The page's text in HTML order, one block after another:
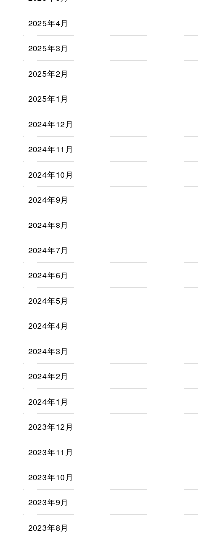
2025年4月
2025年3月
2025年2月
2025年1月
2024年12月
2024年11月
2024年10月
2024年9月
2024年8月
2024年7月
2024年6月
2024年5月
2024年4月
2024年3月
2024年2月
2024年1月
2023年12月
2023年11月
2023年10月
2023年9月
2023年8月